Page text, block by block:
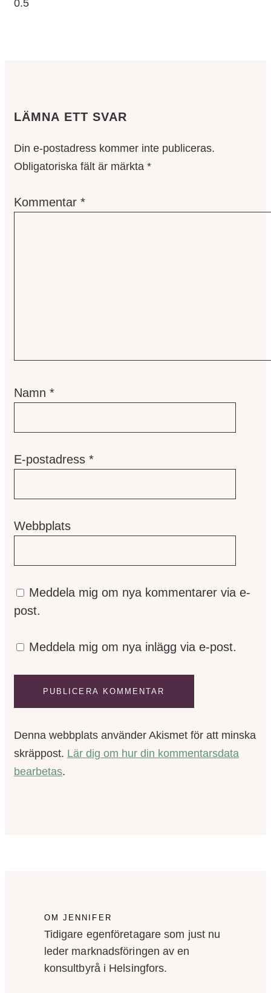
LÄMNA ETT SVAR
Din e-postadress kommer inte publiceras.
Obligatoriska fält är märkta *
Kommentar *
Namn *
E-postadress *
Webbplats
Meddela mig om nya kommentarer via e-
post.
Meddela mig om nya inlägg via e-post.
Denna webbplats använder Akismet för att minska
skräppost. Lär dig om hur din kommentarsdata
bearbetas.
OM JENNIFER
Tidigare egenföretagare som just nu
leder marknadsföringen av en
konsultbyrå i Helsingfors.